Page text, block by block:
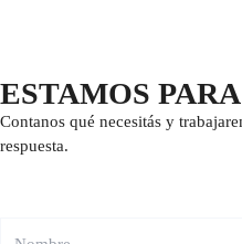
ESTAMOS
Contanos qué necesitás y
respuesta.